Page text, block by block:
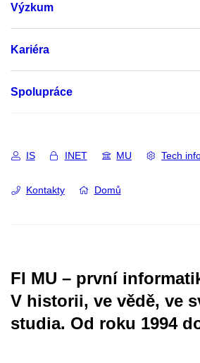
Výzkum
Kariéra
Spolupráce
IS INET MU Tech
Kontakty Domů
FI MU – první
V historii, ve vědě, ve
studia. Od roku 1994